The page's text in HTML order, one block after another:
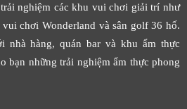
nghiệm các khu vui chơi giải trí như
chơi Wonderland và sân golf 36 hố.
nhà hàng, quán bar và khu ẩm thực
bạn những trải nghiệm ẩm thực phong